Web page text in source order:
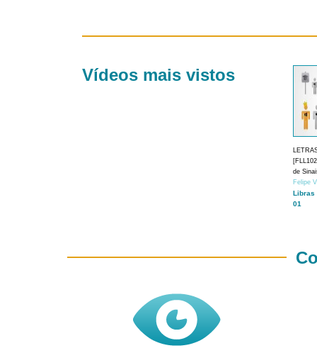
Vídeos mais vistos
de
Felipe
Libras
01